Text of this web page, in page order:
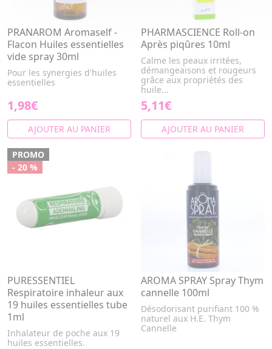
PRANAROM Aromaself -
Flacon Huiles essentielles
vide spray 30ml
Pour les synergies d'huiles
essentielles
1,98€
AJOUTER AU PANIER
PHARMASCIENCE Roll-on
Après piqûres 10ml
Calme les peaux irritées,
démangeaisons et rougeurs
grâce aux propriétés des
huile...
5,11€
AJOUTER AU PANIER
PROMO
- 20 %
PURESSENTIEL
Respiratoire inhaleur aux
19 huiles essentielles tube
1ml
Inhalateur de poche aux 19
huiles essentielles.
AROMA SPRAY Spray Thym
cannelle 100ml
Désodorisant purifiant 100 %
naturel aux H.E. Thym
Cannelle